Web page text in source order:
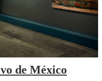
de México